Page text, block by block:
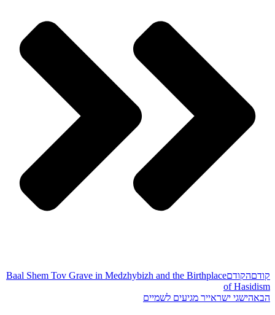
קודםהקודםBaal Shem Tov Grave in Medzhybizh and the Birthplace
of Hasidism
הבאהישגי ישראייר מגיעים לשמיים